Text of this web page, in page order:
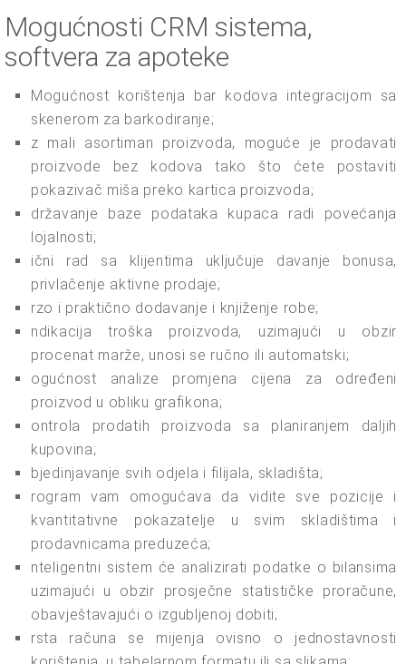
Mogućnosti CRM sistema,
softvera za apoteke
Mogućnost korištenja bar kodova integracijom sa
skenerom za barkodiranje;
z mali asortiman proizvoda, moguće je prodavati
proizvode bez kodova tako što ćete postaviti
pokazivač miša preko kartica proizvoda;
državanje baze podataka kupaca radi povećanja
lojalnosti;
ični rad sa klijentima uključuje davanje bonusa,
privlačenje aktivne prodaje;
rzo i praktično dodavanje i knjiženje robe;
ndikacija troška proizvoda, uzimajući u obzir
procenat marže, unosi se ručno ili automatski;
ogućnost analize promjena cijena za određeni
proizvod u obliku grafikona;
ontrola prodatih proizvoda sa planiranjem daljih
kupovina;
bjedinjavanje svih odjela i filijala, skladišta;
rogram vam omogućava da vidite sve pozicije i
kvantitativne pokazatelje u svim skladištima i
prodavnicama preduzeća;
nteligentni sistem će analizirati podatke o bilansima
uzimajući u obzir prosječne statističke proračune,
obavještavajući o izgubljenoj dobiti;
rsta računa se mijenja ovisno o jednostavnosti